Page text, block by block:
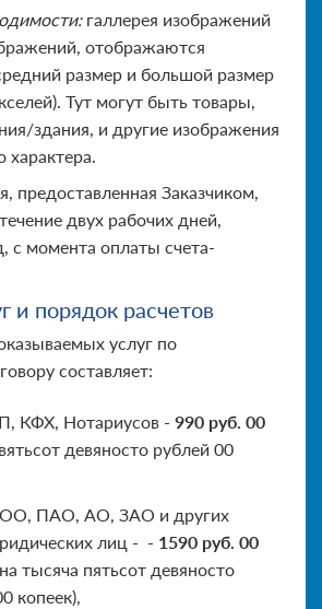
галлерея изображений
отображаются
размер и большой размер
Тут могут быть товары,
здания, и другие изображения
характера.
предоставленная Заказчиком,
двух рабочих дней,
с момента оплаты счета-
и порядок расчетов
услуг по
составляет:
КФХ, Нотариусов - 990 руб. 00
девяносто рублей 00
ПАО, АО, ЗАО и других
лиц - - 1590 руб. 00
тысяча пятьсот девяносто
копеек),